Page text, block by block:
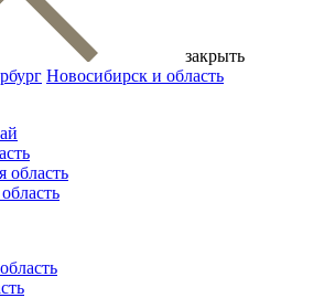
закрыть
Новосибирск и область
область